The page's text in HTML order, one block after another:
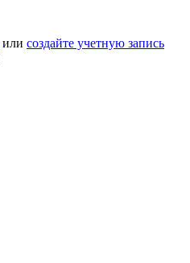
или создайте учетную запись